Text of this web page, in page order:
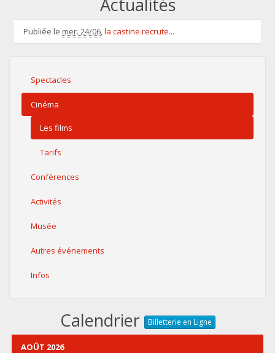
Actualités
Publiée le mer. 24/06,la castine recrute...
Spectacles
Cinéma
Les films
Tarifs
Conférences
Activités
Musée
Autres événements
Infos
Calendrier Billetterie en Ligne
AOÛT 2026